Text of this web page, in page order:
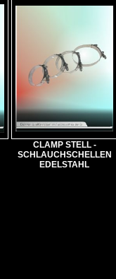
CLAMP STELL -
SCHLAUCHSCHELLEN
EDELSTAHL